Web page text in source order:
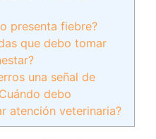
presenta fiebre?
que debo tomar
una señal de
debo
atención veterinaria?